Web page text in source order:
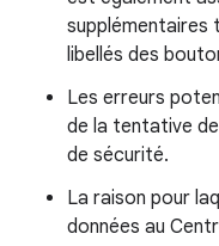
supplémentaires
libellés des
Les erreurs
de la tentative
de sécurité.
La raison pour
données au